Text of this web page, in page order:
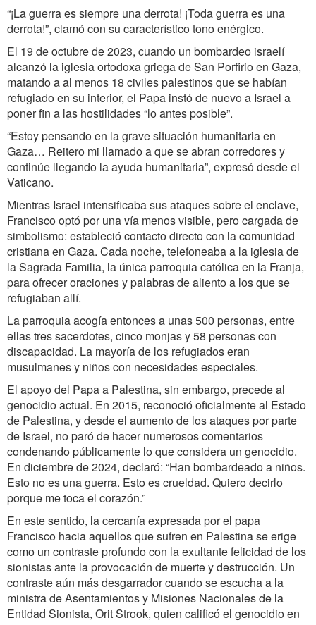
“¡La guerra es siempre una derrota! ¡Toda guerra es una
derrota!”, clamó con su característico tono enérgico.
El 19 de octubre de 2023, cuando un bombardeo israelí
alcanzó la iglesia ortodoxa griega de San Porfirio en Gaza,
matando a al menos 18 civiles palestinos que se habían
refugiado en su interior, el Papa instó de nuevo a Israel a
poner fin a las hostilidades “lo antes posible”.
“Estoy pensando en la grave situación humanitaria en
Gaza… Reitero mi llamado a que se abran corredores y
continúe llegando la ayuda humanitaria”, expresó desde el
Vaticano.
Mientras Israel intensificaba sus ataques sobre el enclave,
Francisco optó por una vía menos visible, pero cargada de
simbolismo: estableció contacto directo con la comunidad
cristiana en Gaza. Cada noche, telefoneaba a la iglesia de
la Sagrada Familia, la única parroquia católica en la Franja,
para ofrecer oraciones y palabras de aliento a los que se
refugiaban allí.
La parroquia acogía entonces a unas 500 personas, entre
ellas tres sacerdotes, cinco monjas y 58 personas con
discapacidad. La mayoría de los refugiados eran
musulmanes y niños con necesidades especiales.
El apoyo del Papa a Palestina, sin embargo, precede al
genocidio actual. En 2015, reconoció oficialmente al Estado
de Palestina, y desde el aumento de los ataques por parte
de Israel, no paró de hacer numerosos comentarios
condenando públicamente lo que considera un genocidio.
En diciembre de 2024, declaró: “Han bombardeado a niños.
Esto no es una guerra. Esto es crueldad. Quiero decirlo
porque me toca el corazón.”
En este sentido, la cercanía expresada por el papa
Francisco hacia aquellos que sufren en Palestina se erige
como un contraste profundo con la exultante felicidad de los
sionistas ante la provocación de muerte y destrucción. Un
contraste aún más desgarrador cuando se escucha a la
ministra de Asentamientos y Misiones Nacionales de la
Entidad Sionista, Orit Strook, quien calificó el genocidio en